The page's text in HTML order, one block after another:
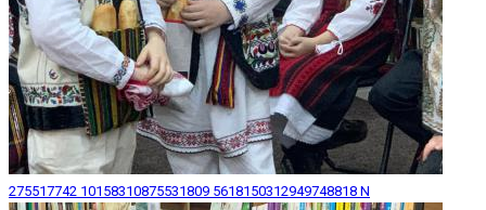
275517742 10158310875531809 5618150312949748818 N